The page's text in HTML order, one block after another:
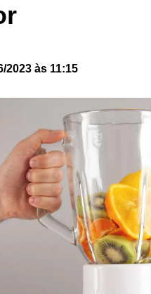
2023 às 11:15